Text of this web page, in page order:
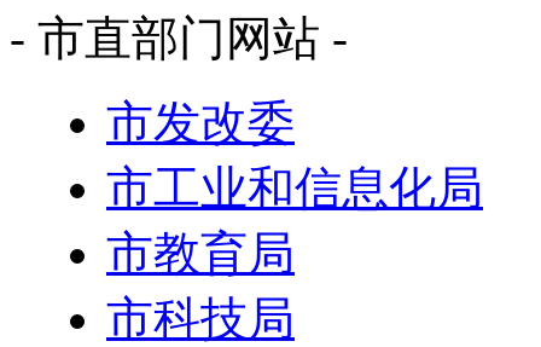
- 市直部门网站 -
市发改委
市工业和信息化局
市教育局
市科技局